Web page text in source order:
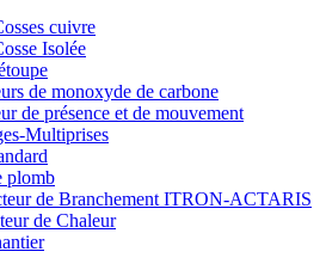
cuivre
Isolée
de monoxyde de carbone
de présence et de mouvement
Multiprises
plomb
de Branchement ITRON-ACTARIS
de Chaleur